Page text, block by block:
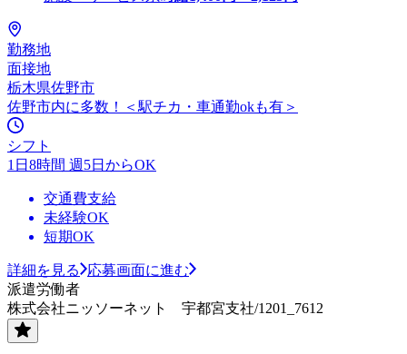
勤務地
面接地
栃木県佐野市
佐野市内に多数！＜駅チカ・車通勤okも有＞
シフト
1日8時間 週5日からOK
交通費支給
未経験OK
短期OK
詳細を見る
応募画面に進む
派遣労働者
株式会社ニッソーネット 宇都宮支社/1201_7612